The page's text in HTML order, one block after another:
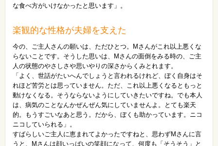
な食べ方がいけなかったと思います」。
楽観的な性格が夫婦を支えた
今の、ご主人さんの願いは、ただひとつ。Mさんがこれ以上悪くな
らないことです。そうした思いは、Mさんの面倒をみる時の、ご主
人の状態のやさしさや思いやりの深さからくみとれます。
「よく、世話がたいへんでしょうと言われるけれど、ぼく自身はそ
れほど苦労とは思っていません。ただ、これ以上悪くなるともっと
動けなくなる。そうならないようにしていきたいですね。でも本人
は、病気のことなんかぜんぜん気にしていませんよ。とても楽天
的。もうすごいなあと思う。だから、ぼくも助かっています。ニコ
ニコしていられる」。
すばらしいご主人に恵まれてよかったですねと、思わずMさんに言
うと、Mさんは顔いっぱいの笑顔になって、何度も「そうそう」と